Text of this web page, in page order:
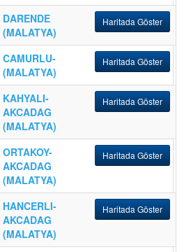
DARENDE
(MALATYA)
Haritada Göster
CAMURLU-
(MALATYA)
Haritada Göster
KAHYALI-
AKCADAG
(MALATYA)
Haritada Göster
ORTAKOY-
AKCADAG
(MALATYA)
Haritada Göster
HANCERLI-
AKCADAG
(MALATYA)
Haritada Göster